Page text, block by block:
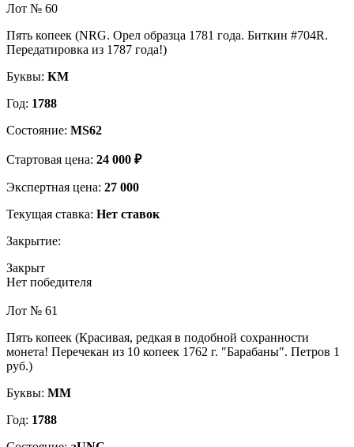
Лот № 60
Пять копеек (NRG. Орел образца 1781 года. Биткин #704R.
Передатировка из 1787 года!)
Буквы: КМ
Год: 1788
Состояние: MS62
Стартовая цена: 24 000 ₽
Экспертная цена: 27 000
Текущая ставка: Нет ставок
Закрытие:
Закрыт
Нет победителя
Лот № 61
Пять копеек (Красивая, редкая в подобной сохранности
монета! Перечекан из 10 копеек 1762 г. "Барабаны". Петров 1
руб.)
Буквы: ММ
Год: 1788